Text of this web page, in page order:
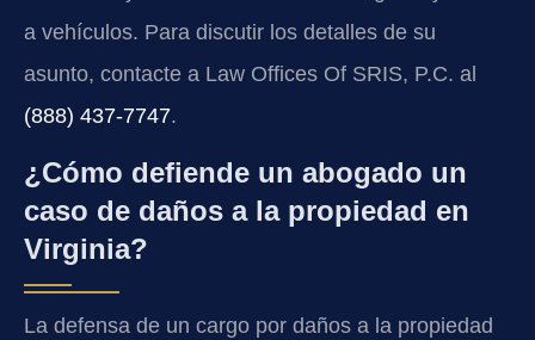
a vehículos. Para discutir los detalles de su
asunto, contacte a Law Offices Of SRIS, P.C. al
(888) 437-7747.
¿Cómo defiende un abogado un
caso de daños a la propiedad en
Virginia?
La defensa de un cargo por daños a la propiedad